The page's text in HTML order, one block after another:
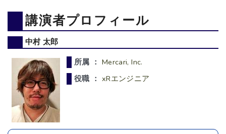
講演者プロフィール
中村 太郎
所属 ： Mercari, Inc.
役職 ： xRエンジニア